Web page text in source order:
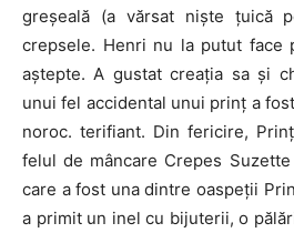
greșeală (a vărsat niște țuică
crepsele. Henri nu la putut face
aștepte. A gustat creația sa și
unui fel accidental unui prinț a
noroc. terifiant. Din fericire,
felul de mâncare Crepes
care a fost una dintre oaspeții
a primit un inel cu bijuterii, o